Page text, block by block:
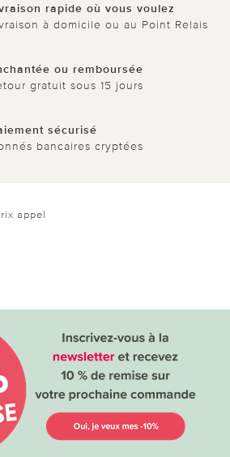
rapide où vous voulez
à domicile ou au Point Relais
ou remboursée
gratuit sous 15 jours
sécurisé
bancaires cryptées
appel